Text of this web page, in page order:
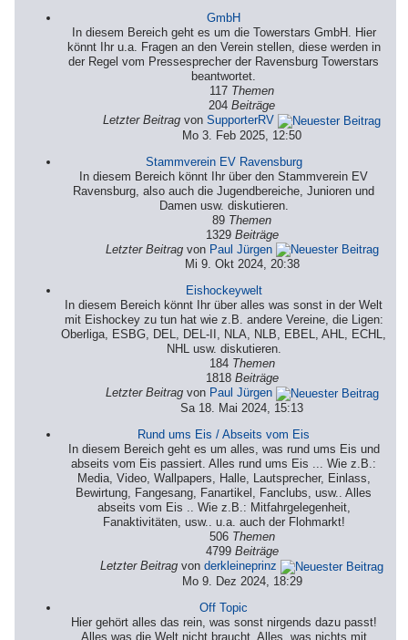
GmbH
In diesem Bereich geht es um die Towerstars GmbH. Hier
könnt Ihr u.a. Fragen an den Verein stellen, diese werden in
der Regel vom Pressesprecher der Ravensburg Towerstars
beantwortet.
117 Themen
204Beiträge
Letzter Beitrag vonSupporterRV
Mo 3. Feb 2025, 12:50
Stammverein EV Ravensburg
In diesem Bereich könnt Ihr über den Stammverein EV
Ravensburg, also auch die Jugendbereiche, Junioren und
Damen usw. diskutieren.
89 Themen
1329 Beiträge
Letzter Beitragvon Paul Jürgen
Mi 9. Okt 2024, 20:38
Eishockeywelt
In diesem Bereich könnt Ihr über alles was sonst in der Welt
mit Eishockey zu tun hat wie z.B. andere Vereine, die Ligen:
Oberliga, ESBG, DEL, DEL-II, NLA, NLB, EBEL, AHL, ECHL,
NHL usw. diskutieren.
184 Themen
1818 Beiträge
Letzter Beitragvon Paul Jürgen
Sa 18. Mai 2024, 15:13
Rund ums Eis / Abseits vom Eis
In diesem Bereich geht es um alles, was rund ums Eis und
abseits vom Eis passiert. Alles rund ums Eis ... Wie z.B.:
Media, Video, Wallpapers, Halle, Lautsprecher, Einlass,
Bewirtung, Fangesang, Fanartikel, Fanclubs, usw.. Alles
abseits vom Eis .. Wie z.B.: Mitfahrgelegenheit,
Fanaktivitäten, usw.. u.a. auch der Flohmarkt!
506 Themen
4799 Beiträge
Letzter Beitrag vonderkleineprinz
Mo 9. Dez 2024, 18:29
Off Topic
Hier gehört alles das rein, was sonst nirgends dazu passt!
Alles was die Welt nicht braucht. Alles, was nichts mit